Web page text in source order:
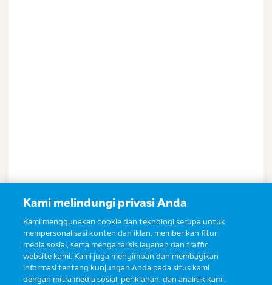
Kami melindungi privasi Anda
Kami menggunakan cookie dan teknologi serupa untuk
mempersonalisasi konten dan iklan, memberikan fitur
media sosial, serta menganalisis layanan dan traffic
website kami. Kami juga menyimpan dan membagikan
informasi tentang kunjungan Anda pada situs kami
dengan mitra media sosial, periklanan, dan analitik kami.